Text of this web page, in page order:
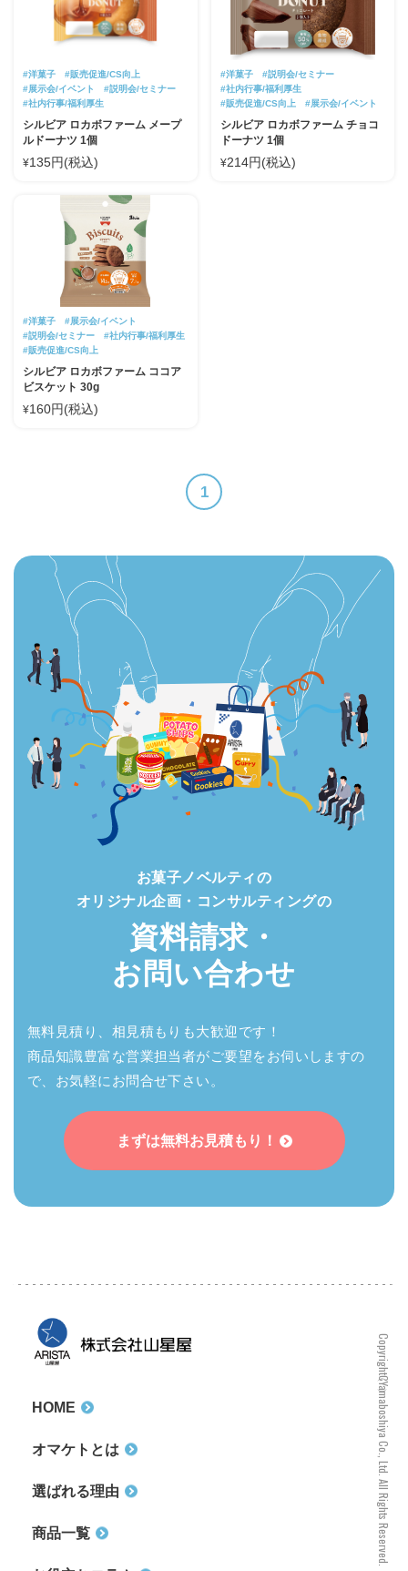
#洋菓子
#販売促進/CS向上
#展示会/イベント
#説明会/セミナー
#社内行事/福利厚生
シルビア ロカボファーム メープ
ルドーナツ 1個
¥135円(税込)
#洋菓子
#説明会/セミナー
#社内行事/福利厚生
#販売促進/CS向上
#展示会/イベント
シルビア ロカボファーム チョコ
ドーナツ 1個
¥214円(税込)
#洋菓子
#展示会/イベント
#説明会/セミナー
#社内行事/福利厚生
#販売促進/CS向上
シルビア ロカボファーム ココア
ビスケット 30g
¥160円(税込)
1
お菓子ノベルティの
オリジナル企画・ コンサルティングの
資料請求・
お問い合わせ
無料見積り、相見積もりも大歓迎です！
商品知識豊富な営業担当者がご要望をお伺いしますの
で、お気軽にお問合せ下さい。
まずは無料お見積もり！
HOME
オマケトとは
選ばれる理由
商品一覧 Copyright（C）Yamaboshiya Co., Ltd. All Rights Reserved.